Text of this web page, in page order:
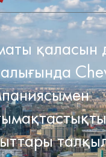
қаласын